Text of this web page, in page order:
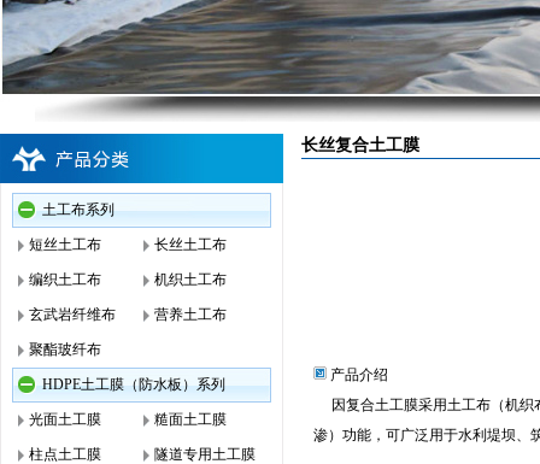
土工布系列
短丝土工布 长丝土工布
编织土工布 机织土工布
玄武岩纤维布 营养土工布
聚酯玻纤布
HDPE土工膜（防水板）系列
光面土工膜 糙面土工膜
柱点土工膜 隧道专用土工膜
长丝复合土工膜
产品介绍
因复合土工膜采用土工布（机织
渗）功能，可广泛用于水利堤坝、